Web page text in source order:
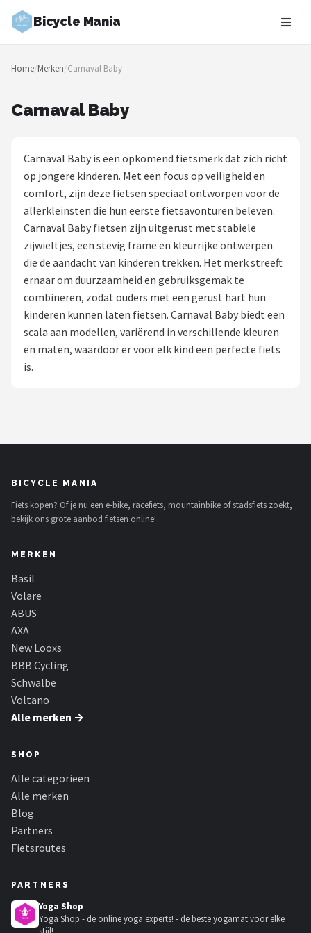
Bicycle Mania
Zoeken
NAVIGATIE
Blog
Fietsroutes
Kinderfietsen
Stadsfietsen
Elektrische fietsen
Mountainbikes
Shop
ABUS
AXA
New Looxs
BBB Cycling
Schwalbe
Voltano
Shimano
Home/Merken/Carnaval Baby
Carnaval Baby
Carnaval Baby is een opkomend fietsmerk dat zich richt
op jongere kinderen. Met een focus op veiligheid en
comfort, zijn deze fietsen speciaal ontworpen voor de
allerkleinsten die hun eerste fietsavonturen beleven.
Carnaval Baby fietsen zijn uitgerust met stabiele
zijwieltjes, een stevig frame en kleurrijke ontwerpen
die de aandacht van kinderen trekken. Het merk streeft
ernaar om duurzaamheid en gebruiksgemak te
combineren, zodat ouders met een gerust hart hun
kinderen kunnen laten fietsen. Carnaval Baby biedt een
scala aan modellen, variërend in verschillende kleuren
en maten, waardoor er voor elk kind een perfecte fiets
is.
BICYCLE MANIA
Fiets kopen? Of je nu een e-bike, racefiets, mountainbike of stadsfiets zoekt,
bekijk ons grote aanbod fietsen online!
MERKEN
Basil
Volare
ABUS
AXA
New Looxs
BBB Cycling
Schwalbe
Voltano
Alle merken →
SHOP
Alle categorieën
Alle merken
Blog
Partners
Fietsroutes
PARTNERS
Yoga Shop
Yoga Shop - de online yoga experts! - de beste yogamat voor elke